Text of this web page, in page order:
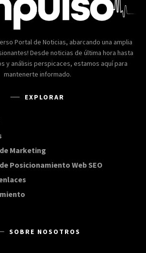
Portal de Noticias, abarcando una amplia
Desde noticias de última hora hasta
y análisis perspicaces, estamos aquí para
mantenerte informado.
EXPLORAR
Marketing
Posicionamiento Web SEO20
SOBRE NOSOTROS